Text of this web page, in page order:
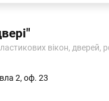
вікон, дверей,
2, оф. 23